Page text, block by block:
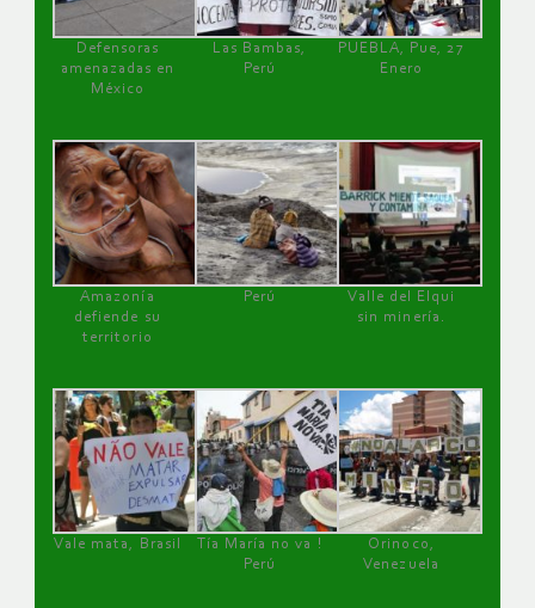
Defensoras
amenazadas en
México
Las Bambas,
Perú
PUEBLA, Pue, 27
Enero
Amazonía
defiende su
territorio
Perú
Valle del Elqui
sin minería.
Vale mata, Brasil
Tía María no va !
Perú
Orinoco,
Venezuela